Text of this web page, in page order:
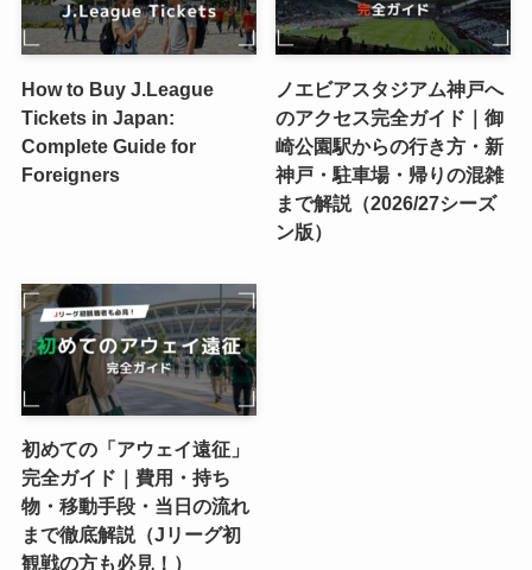
How to Buy J.League
Tickets in Japan:
Complete Guide for
Foreigners
ノエビアスタジアム神戸へ
のアクセス完全ガイド｜御
崎公園駅からの行き方・新
神戸・駐車場・帰りの混雑
まで解説（2026/27シーズ
ン版）
初めての「アウェイ遠征」
完全ガイド｜費用・持ち
物・移動手段・当日の流れ
まで徹底解説（Jリーグ初
観戦の方も必見！）